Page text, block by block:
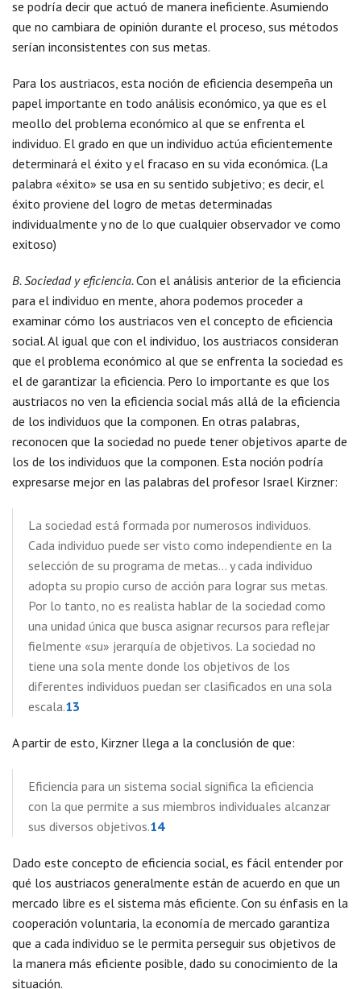
se podría decir que actuó de manera ineficiente. Asumiendo
que no cambiara de opinión durante el proceso, sus métodos
serían inconsistentes con sus metas.
Para los austriacos, esta noción de eficiencia desempeña un
papel importante en todo análisis económico, ya que es el
meollo del problema económico al que se enfrenta el
individuo. El grado en que un individuo actúa eficientemente
determinará el éxito y el fracaso en su vida económica. (La
palabra «éxito» se usa en su sentido subjetivo; es decir, el
éxito proviene del logro de metas determinadas
individualmente y no de lo que cualquier observador ve como
exitoso)
B. Sociedad y eficiencia.Con el análisis anterior de la eficiencia
para el individuo en mente, ahora podemos proceder a
examinar cómo los austriacos ven el concepto de eficiencia
social. Al igual que con el individuo, los austriacos consideran
que el problema económico al que se enfrenta la sociedad es
el de garantizar la eficiencia. Pero lo importante es que los
austriacos no ven la eficiencia social más allá de la eficiencia
de los individuos que la componen. En otras palabras,
reconocen que la sociedad no puede tener objetivos aparte de
los de los individuos que la componen. Esta noción podría
expresarse mejor en las palabras del profesor Israel Kirzner:
La sociedad está formada por numerosos individuos.
Cada individuo puede ser visto como independiente en la
selección de su programa de metas… y cada individuo
adopta su propio curso de acción para lograr sus metas.
Por lo tanto, no es realista hablar de la sociedad como
una unidad única que busca asignar recursos para reflejar
fielmente «su» jerarquía de objetivos. La sociedad no
tiene una sola mente donde los objetivos de los
diferentes individuos puedan ser clasificados en una sola
escala.13
A partir de esto, Kirzner llega a la conclusión de que:
Eficiencia para un sistema social significa la eficiencia
con la que permite a sus miembros individuales alcanzar
sus diversos objetivos.14
Dado este concepto de eficiencia social, es fácil entender por
qué los austriacos generalmente están de acuerdo en que un
mercado libre es el sistema más eficiente. Con su énfasis en la
cooperación voluntaria, la economía de mercado garantiza
que a cada individuo se le permita perseguir sus objetivos de
la manera más eficiente posible, dado su conocimiento de la
situación.